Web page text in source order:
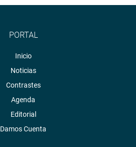
PORTAL
Inicio
Noticias
Contrastes
Agenda
Editorial
Damos Cuenta